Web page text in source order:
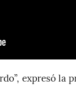
expresó la